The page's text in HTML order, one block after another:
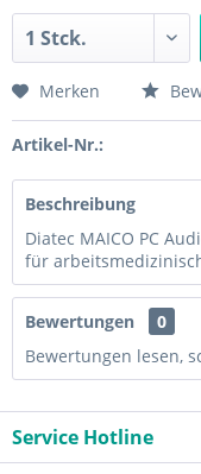
Merken
Artikel-Nr.:
Beschreibung
Diatec MAICO PC
für
Bewertungen
0
Bewertungen lesen,
Service Hotline